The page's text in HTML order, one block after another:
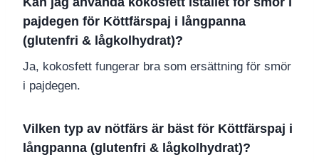
pajdegen för Köttfärspaj i långpanna
(glutenfri & lågkolhydrat)?
Ja, kokosfett fungerar bra som ersättning för smör
i pajdegen.
Vilken typ av nötfärs är bäst för Köttfärspaj i
långpanna (glutenfri & lågkolhydrat)?